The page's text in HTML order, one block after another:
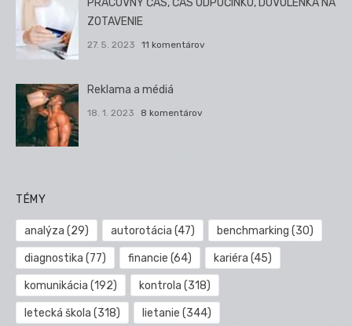
ZOTAVENIE
27. 5. 2023 11 komentárov
Reklama a médiá
18. 1. 2023 8 komentárov
TÉMY
analýza (29) autorotácia (47) benchmarking (30)
diagnostika (77) financie (64) kariéra (45)
komunikácia (192) kontrola (318)
letecká škola (318) lietanie (344)